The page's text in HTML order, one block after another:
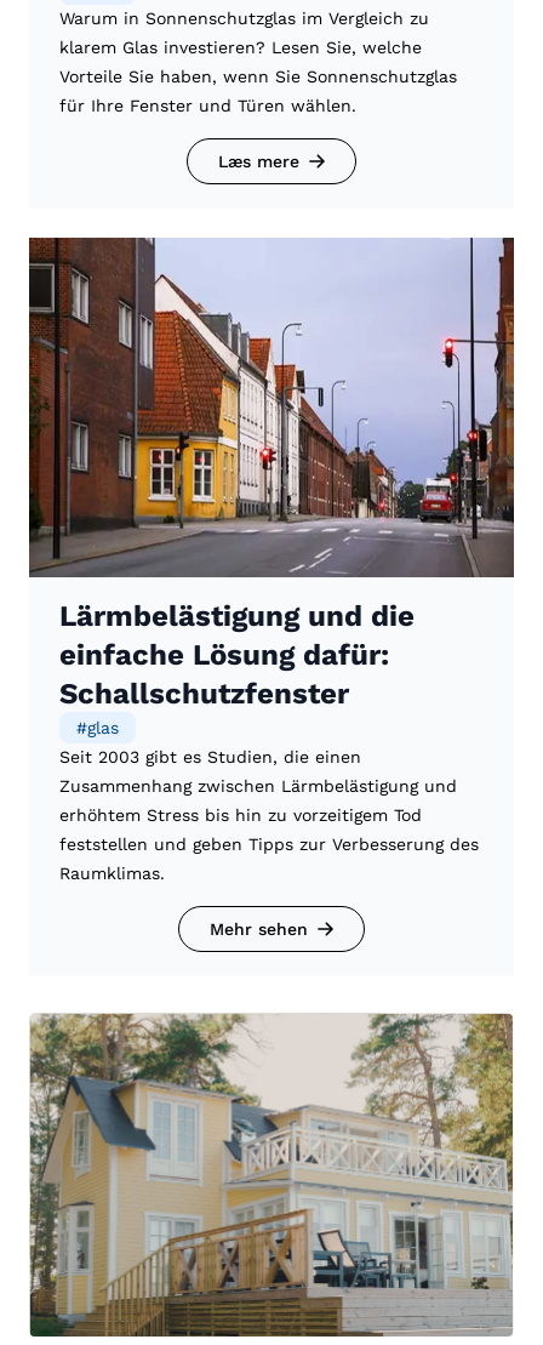
Warum in Sonnenschutzglas im Vergleich zu
klarem Glas investieren? Lesen Sie, welche
Vorteile Sie haben, wenn Sie Sonnenschutzglas
für Ihre Fenster und Türen wählen.
Læs mere
Lärmbelästigung und die
einfache Lösung dafür:
Schallschutzfenster
#glas
Seit 2003 gibt es Studien, die einen
Zusammenhang zwischen Lärmbelästigung und
erhöhtem Stress bis hin zu vorzeitigem Tod
feststellen und geben Tipps zur Verbesserung des
Raumklimas.
Mehr sehen